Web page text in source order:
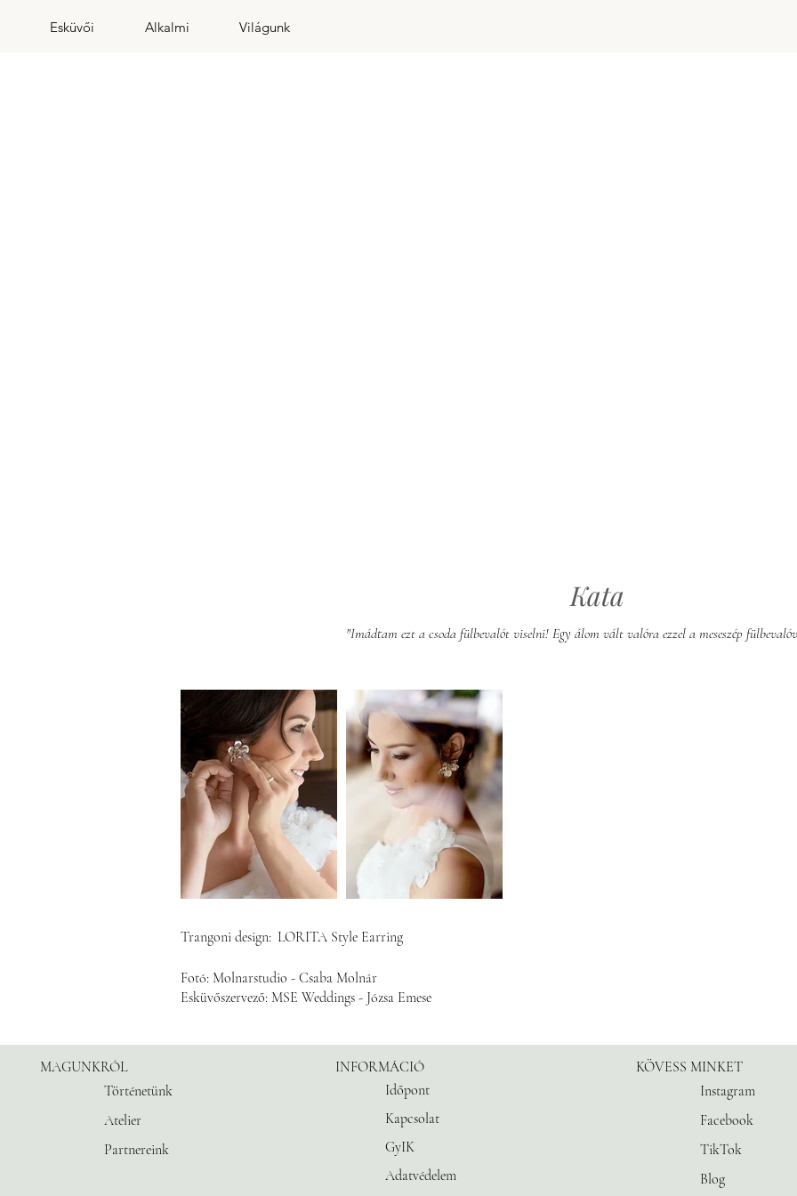
Esküvői Alkalmi Világunk
Kata
"Imádtam ezt a csoda fülbevalót viselni! Egy álom vált valóra ezzel a meseszép
Trangoni design: LORITA Style Earring
Fotó: Molnarstudio - Csaba Molnár
Esküvőszervező: MSE Weddings - Józsa Emese
MAGUNKRÓL
Történetünk
Atelier
Partnereink
INFORMÁCIÓ
Időpont
Kapcsolat
GyIK
Adatvédelem
KÖVESS MINKET
Instagram
Facebook
TikTok
Blog